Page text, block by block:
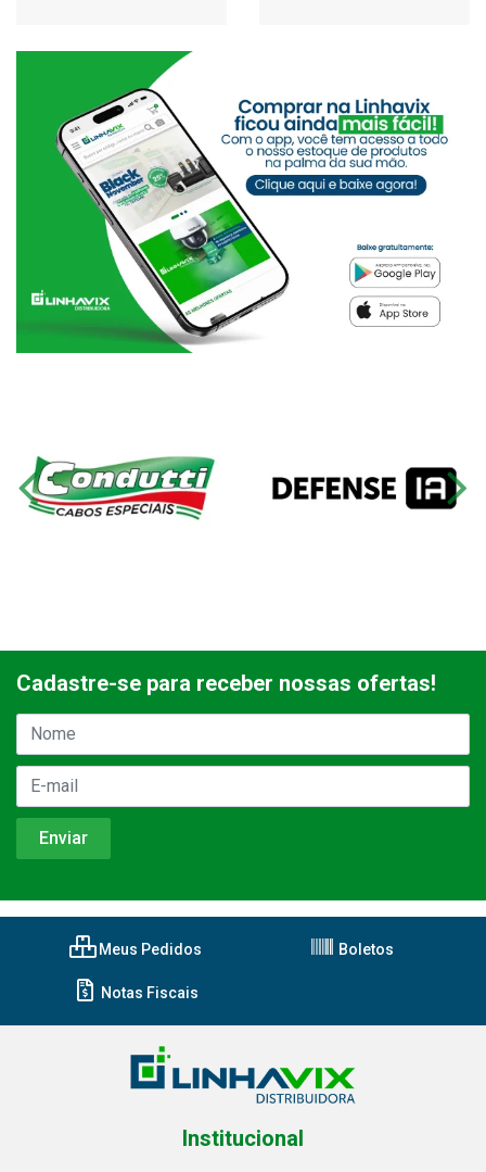
Cadastre-se para receber nossas ofertas!
Meus Pedidos Boletos
Notas Fiscais
Institucional